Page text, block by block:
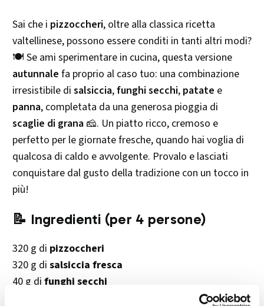
Sai che i pizzoccheri, oltre alla classica ricetta
valtellinese, possono essere conditi in tanti altri modi?
🍽️ Se ami sperimentare in cucina, questa versione
autunnale fa proprio al caso tuo: una combinazione
irresistibile di salsiccia,funghi secchi, patate e
panna, completata da una generosa pioggia di
scaglie di grana 🧀. Un piatto ricco, cremoso e
perfetto per le giornate fresche, quando hai voglia di
qualcosa di caldo e avvolgente. Provalo e lasciati
conquistare dal gusto della tradizione con un tocco in
più!
📝 Ingredienti (per 4 persone)
320 g di pizzoccheri
320 g di salsiccia fresca
40 g di funghi secchi